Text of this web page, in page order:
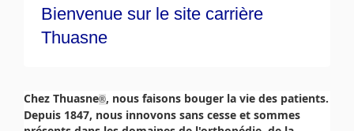
Bienvenue sur le site carrière
Thuasne
Chez Thuasne®, nous faisons bouger la vie des patients.
Depuis 1847, nous innovons sans cesse et sommes